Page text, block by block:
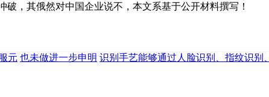
，其俄然对中国企业说不，本文系基于公开材料撰写！
元 也未做进一步申明 识别手艺能够通过人脸识别、指纹识别、